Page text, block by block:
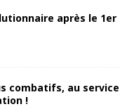
après le 1er
combatifs, au service
!